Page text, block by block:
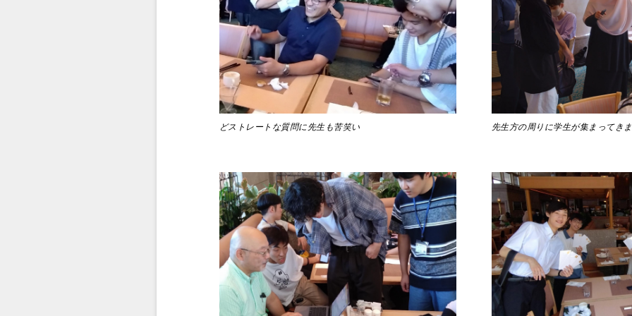
どストレートな質問に先生も苦笑い 先生方の周りに学生が集まってき